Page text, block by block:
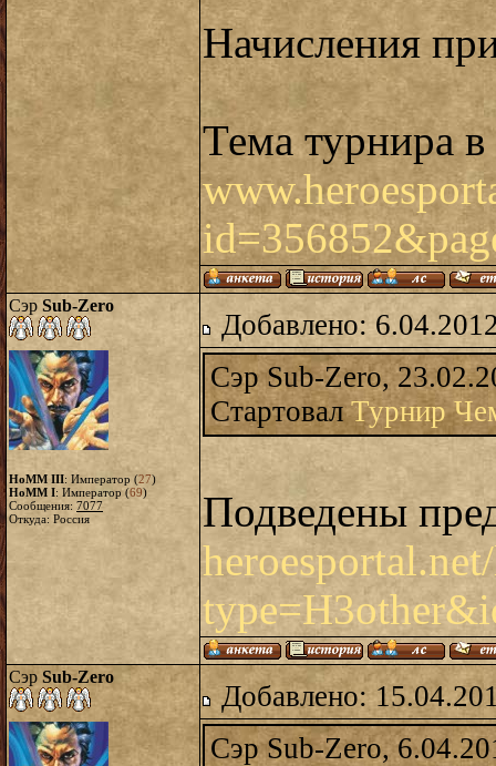
Начисления
Тема турнира в
Сэр Sub-Zero
HoMM III: Император (27)
HoMM I: Император (69)
Сообщения: 7077
Откуда: Россия
Добавлено:
Сэр Sub-Zero,
СтартовалТурнир
Подведены
Сэр Sub-Zero
Добавлено:
Сэр Sub-Zero,